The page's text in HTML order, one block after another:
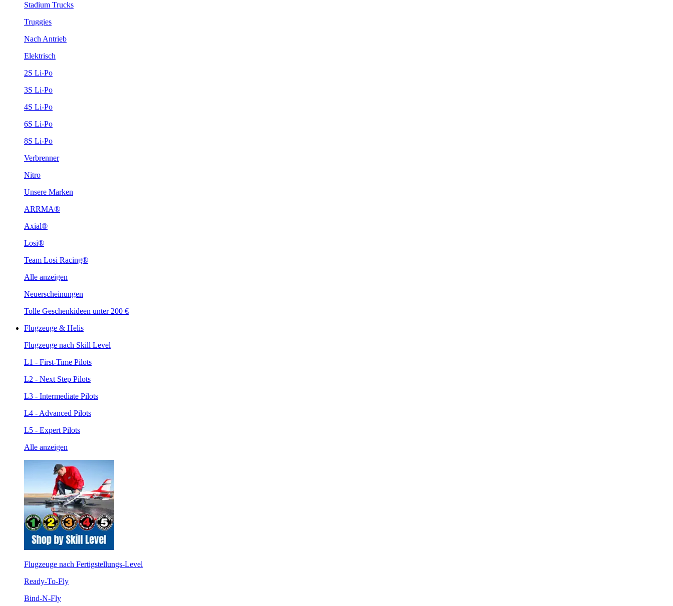
Stadium Trucks
Truggies
Nach Antrieb
Elektrisch
2S Li-Po
3S Li-Po
4S Li-Po
6S Li-Po
8S Li-Po
Verbrenner
Nitro
Unsere Marken
ARRMA®
Axial®
Losi®
Team Losi Racing®
Alle anzeigen
Neuerscheinungen
Tolle Geschenkideen unter 200 €
Flugzeuge & Helis
Flugzeuge nach Skill Level
L1 - First-Time Pilots
L2 - Next Step Pilots
L3 - Intermediate Pilots
L4 - Advanced Pilots
L5 - Expert Pilots
Alle anzeigen
Flugzeuge nach Fertigstellungs-Level
Ready-To-Fly
Bind-N-Fly